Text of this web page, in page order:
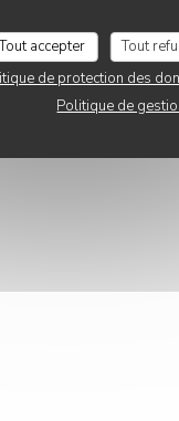
Tout accepter Tout
de protection des
Politique de